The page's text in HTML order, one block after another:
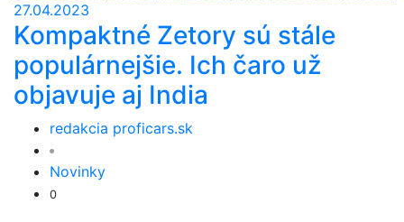
27.04.2023
Kompaktné Zetory sú stále
populárnejšie. Ich čaro už
objavuje aj India
redakcia proficars.sk
Novinky
0